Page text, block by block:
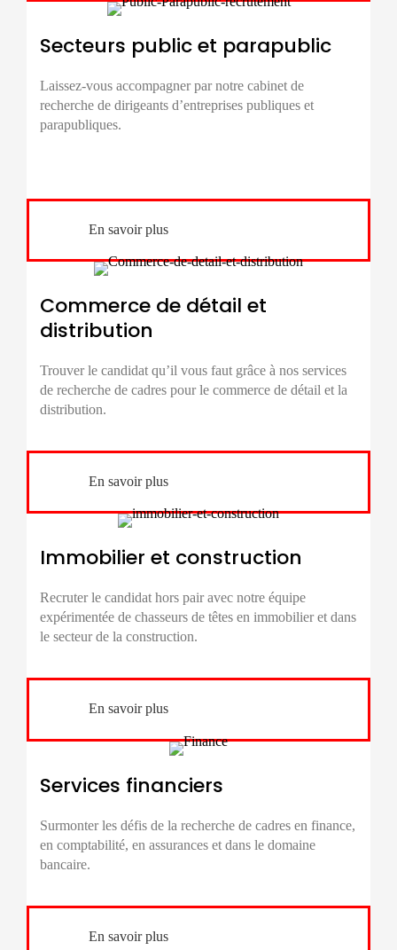
Secteurs public et parapublic
Laissez-vous accompagner par notre cabinet de
recherche de dirigeants d’entreprises publiques et
parapubliques.
En savoir plus
Commerce de détail et
distribution
Trouver le candidat qu’il vous faut grâce à nos services
de recherche de cadres pour le commerce de détail et la
distribution.
En savoir plus
Immobilier et construction
Recruter le candidat hors pair avec notre équipe
expérimentée de chasseurs de têtes en immobilier et dans
le secteur de la construction.
En savoir plus
Services financiers
Surmonter les défis de la recherche de cadres en finance,
en comptabilité, en assurances et dans le domaine
bancaire.
En savoir plus